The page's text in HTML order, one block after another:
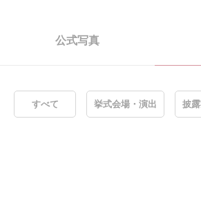
公式写真
すべて 挙式会場・演出 披